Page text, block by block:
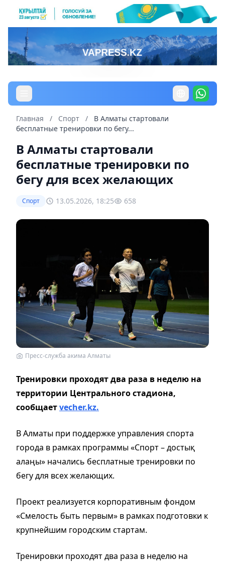
Главная / Спорт /
В Алматы стартовали
бесплатные тренировки по бегу...
В Алматы стартовали
бесплатные тренировки по
бегу для всех желающих
Спорт 13.05.2026, 18:25 658
Пресс-служба акима Алматы
Тренировки проходят два раза в неделю на
территории Центрального стадиона,
сообщаетvecher.kz.
В Алматы при поддержке управления спорта
города в рамках программы «Спорт – достық
алаңы» начались бесплатные тренировки по
бегу для всех желающих.
Проект реализуется корпоративным фондом
«Смелость быть первым» в рамках подготовки к
крупнейшим городским стартам.
Тренировки проходят два раза в неделю на